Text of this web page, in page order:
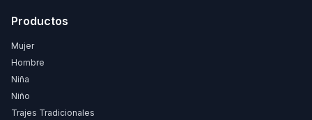
Productos
Mujer
Hombre
Niña
Niño
Trajes Tradicionales